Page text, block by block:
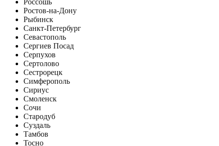
Россошь
Ростов-на-Дону
Рыбинск
Санкт-Петербург
Севастополь
Сергиев Посад
Серпухов
Сертолово
Сестрорецк
Симферополь
Сириус
Смоленск
Сочи
Стародуб
Суздаль
Тамбов
Тосно